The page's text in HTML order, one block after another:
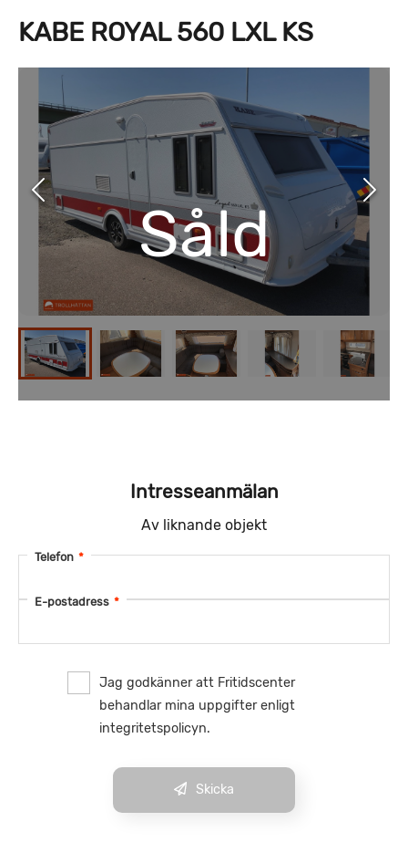
KABE ROYAL 560 LXL KS
Såld
Intresseanmälan
Av liknande objekt
Telefon *
E-postadress *
Jag godkänner att Fritidscenter
behandlar mina uppgifter enligt
integritetspolicyn.
Skicka